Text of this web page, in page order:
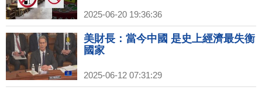
2025-06-20 19:36:36
美財長：當今中國 是史上經濟最失衡
國家
2025-06-12 07:31:29